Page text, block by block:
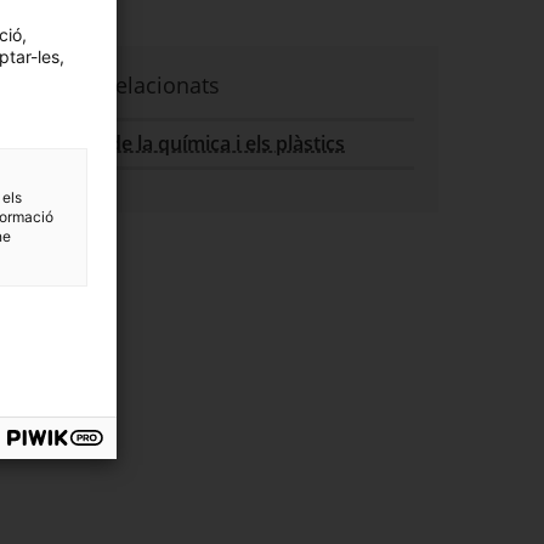
Sectors relacionats
Sector de la química i els plàstics
les,